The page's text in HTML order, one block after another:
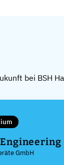
bei BSH
GmbH